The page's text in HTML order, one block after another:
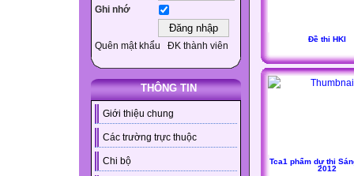
Ghi nhớ
Quên mật khẩu ĐK thành viên
THÔNG TIN
Giới thiệu chung
Các trường trực thuộc
Chi bộ
Đề thi HKI
Tca1 phẩm dự thi
2012